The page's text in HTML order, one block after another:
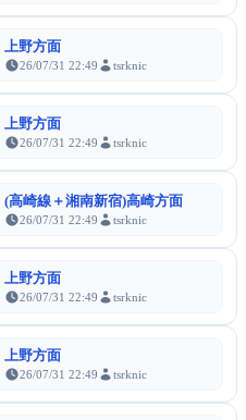
上野方面
26/07/31 22:49 tsrknic
上野方面
26/07/31 22:49 tsrknic
(高崎線＋湘南新宿)高崎方面
26/07/31 22:49 tsrknic
上野方面
26/07/31 22:49 tsrknic
上野方面
26/07/31 22:49 tsrknic